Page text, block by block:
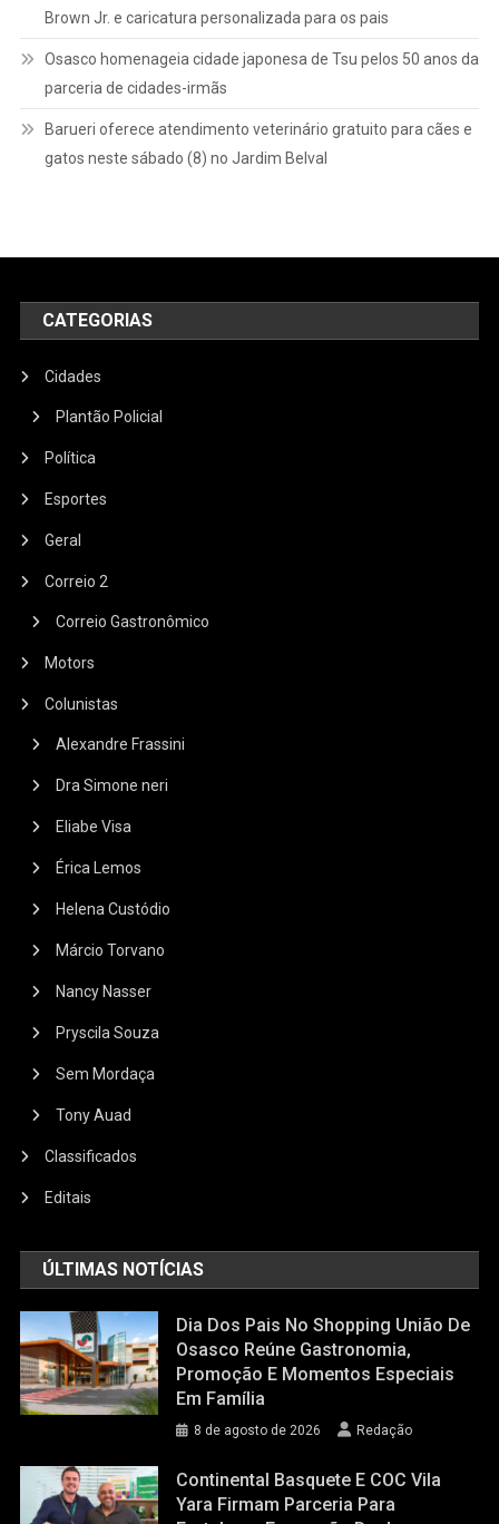
Brown Jr. e caricatura personalizada para os pais
Osasco homenageia cidade japonesa de Tsu pelos 50 anos da
parceria de cidades-irmãs
Barueri oferece atendimento veterinário gratuito para cães e
gatos neste sábado (8) no Jardim Belval
CATEGORIAS
Cidades
Plantão Policial
Política
Esportes
Geral
Correio 2
Correio Gastronômico
Motors
Colunistas
Alexandre Frassini
Dra Simone neri
Eliabe Visa
Érica Lemos
Helena Custódio
Márcio Torvano
Nancy Nasser
Pryscila Souza
Sem Mordaça
Tony Auad
Classificados
Editais
ÚLTIMAS NOTÍCIAS
Dia Dos Pais No Shopping União De
Osasco Reúne Gastronomia,
Promoção E Momentos Especiais
Em Família
8 de agosto de 2026 Redação
Continental Basquete E COC Vila
Yara Firmam Parceria Para